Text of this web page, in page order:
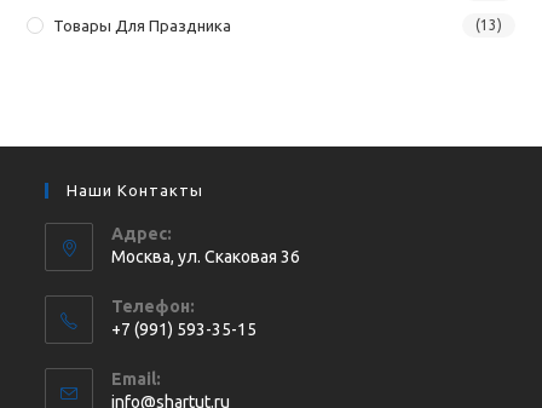
Товары Для Праздника (13)
Наши Контакты
Адрес:
Москва, ул. Cкаковая 36
Телефон:
+7 (991) 593-35-15
в
Email:
info@shartut.ru